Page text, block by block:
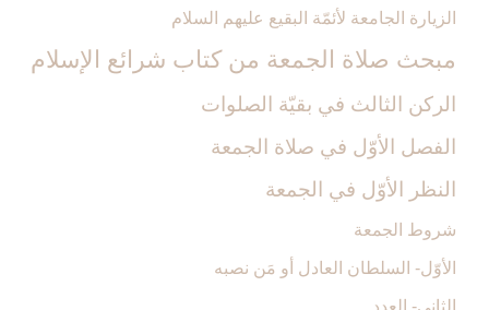
الزيارة الجامعة لأئمّة البقيع عليهم السلام‏
مبحث‏ صلاة الجمعة من كتاب شرائع الإسلام‏
الركن الثالث‏ في بقيّة الصلوات‏
الفصل الأوّل ‏في صلاة الجمعة
النظر الأوّل في الجمعة
شروط الجمعة
الأوّل- السلطان العادل أو مَن نصبه‏
الثاني- العدد